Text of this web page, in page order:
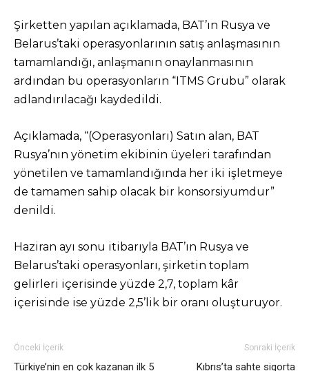
Şirketten yapılan açıklamada, BAT’ın Rusya ve
Belarus’taki operasyonlarının satış anlaşmasının
tamamlandığı, anlaşmanın onaylanmasının
ardından bu operasyonların “ITMS Grubu” olarak
adlandırılacağı kaydedildi.
Açıklamada, “(Operasyonları) Satın alan, BAT
Rusya’nın yönetim ekibinin üyeleri tarafından
yönetilen ve tamamlandığında her iki işletmeye
de tamamen sahip olacak bir konsorsiyumdur”
denildi.
Haziran ayı sonu itibarıyla BAT’ın Rusya ve
Belarus’taki operasyonları, şirketin toplam
gelirleri içerisinde yüzde 2,7, toplam kâr
içerisinde ise yüzde 2,5’lik bir oranı oluşturuyor.
Önceki İçerik
Türkiye’nin en çok kazanan ilk 5
Sonraki İçerik
Kıbrıs’ta sahte sigorta